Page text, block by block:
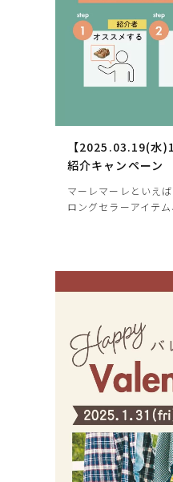
【2025.03.19(水
紹介キャンペーン
マーレマーレといえ
ロングセラーアイテ
）・Amazonペイ・代
お届
ご注文